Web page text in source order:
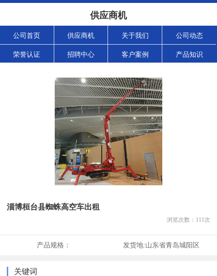
供应商机
公司首页 供应商机 关于我们 公司动态
荣誉认证 招聘中心 客户案例 产品知识
淄博桓台县蜘蛛高空车出租
浏览次数： 111次
产品规格： 发货地:山东省青岛城阳区
关键词